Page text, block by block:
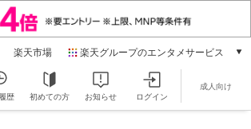
楽天市場 楽天グループのエンタメサービス
本/ゲーム/CD/DVD
動画配信
歴 初めての方 お知らせ ログイン
成人向け